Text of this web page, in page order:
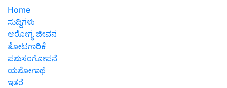
Home
ಸುದ್ದಿಗಳು
ಆರೋಗ್ಯ ಜೀವನ
ತೋಟಗಾರಿಕೆ
ಪಶುಸಂಗೋಪನೆ
ಯಶೋಗಾಥೆ
ಇತರೆ